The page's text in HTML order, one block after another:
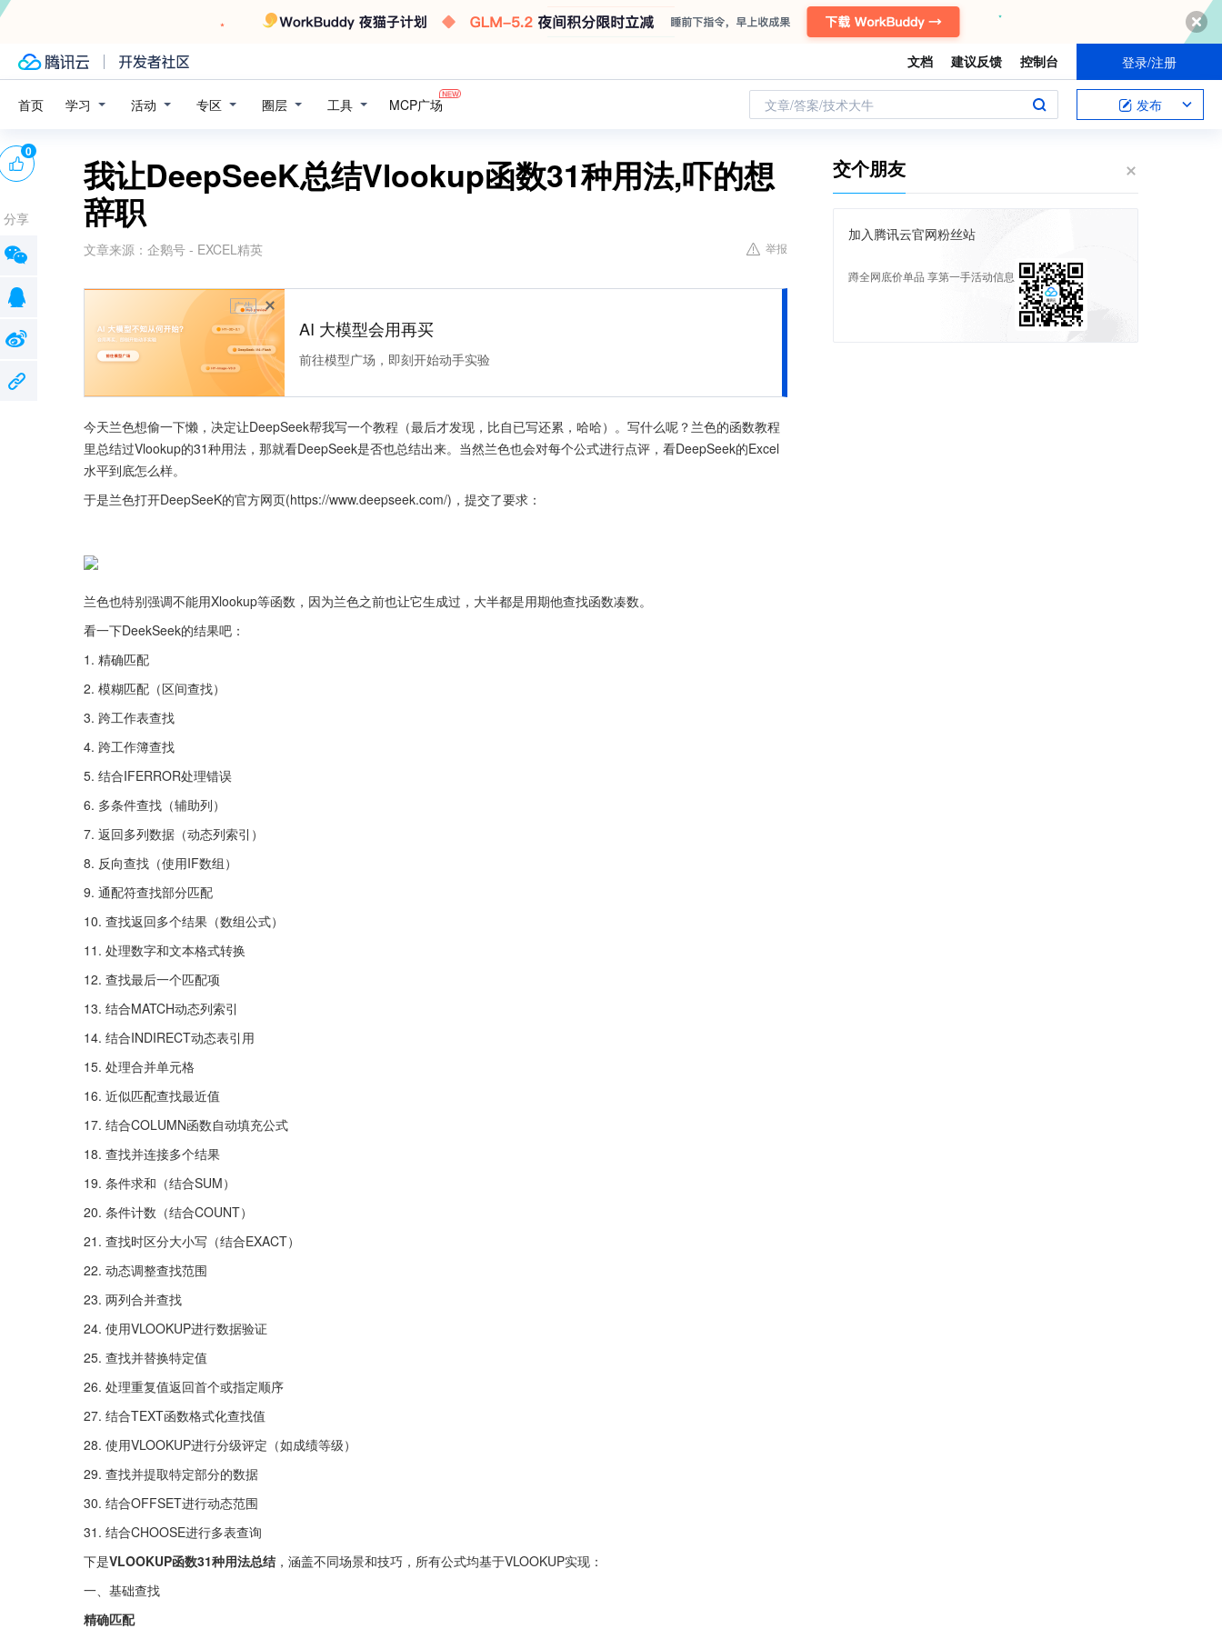
文档 建议反馈 控制台 登录/注册
首页 学习 活动 专区 圈层 工具 MCP广场 文章/答案/技术大牛 发布
我让DeepSeeK总结Vlookup函数31种用法,吓的想
辞职
文章来源： 企鹅号 - EXCEL精英 举报
广告
AI 大模型会用再买
前往模型广场，即刻开始动手实验
今天兰色想偷一下懒，决定让DeepSeek帮我写一个教程（最后才发现，比自已写还累，哈哈）。写什么呢？兰色的函数教程
里总结过Vlookup的31种用法，那就看DeepSeek是否也总结出来。当然兰色也会对每个公式进行点评，看DeepSeek的Excel
水平到底怎么样。
于是兰色打开DeepSeeK的官方网页(https://www.deepseek.com/)，提交了要求：
兰色也特别强调不能用Xlookup等函数，因为兰色之前也让它生成过，大半都是用期他查找函数凑数。
看一下DeekSeek的结果吧：
1. 精确匹配
2. 模糊匹配（区间查找）
3. 跨工作表查找
4. 跨工作簿查找
5. 结合IFERROR处理错误
6. 多条件查找（辅助列）
7. 返回多列数据（动态列索引）
8. 反向查找（使用IF数组）
9. 通配符查找部分匹配
10. 查找返回多个结果（数组公式）
11. 处理数字和文本格式转换
12. 查找最后一个匹配项
13. 结合MATCH动态列索引
14. 结合INDIRECT动态表引用
15. 处理合并单元格
16. 近似匹配查找最近值
17. 结合COLUMN函数自动填充公式
18. 查找并连接多个结果
19. 条件求和（结合SUM）
20. 条件计数（结合COUNT）
21. 查找时区分大小写（结合EXACT）
22. 动态调整查找范围
23. 两列合并查找
24. 使用VLOOKUP进行数据验证
25. 查找并替换特定值
26. 处理重复值返回首个或指定顺序
27. 结合TEXT函数格式化查找值
28. 使用VLOOKUP进行分级评定（如成绩等级）
29. 查找并提取特定部分的数据
30. 结合OFFSET进行动态范围
31. 结合CHOOSE进行多表查询
下是VLOOKUP函数31种用法总结 ，涵盖不同场景和技巧，所有公式均基于VLOOKUP实现：
一、基础查找
精确匹配
0
分享
交个朋友
加入腾讯云官网粉丝站
蹲全网底价单品 享第一手活动信息